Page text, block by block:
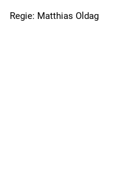
Regie: Matthias Oldag